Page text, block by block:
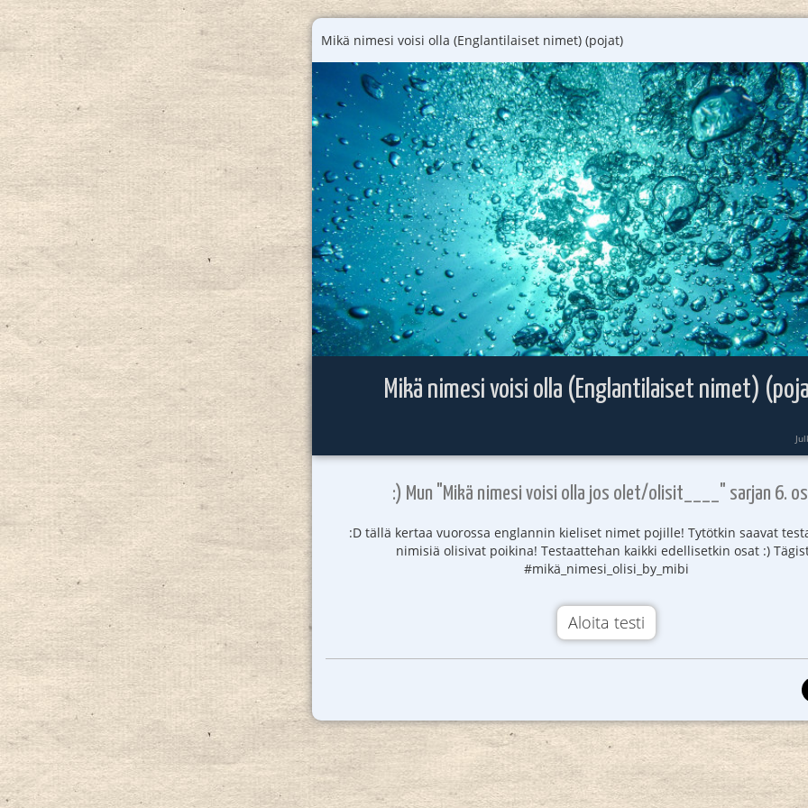
Mikä nimesi voisi olla (Englantilaiset nimet) (pojat)
Mikä nimesi voisi olla (Englantilaiset nimet)
:) Mun "Mikä nimesi voisi olla jos olet/olisit____" sarjan 6.
:D tällä kertaa vuorossa englannin kieliset nimet pojille! Tytötkin saavat
nimisiä olisivat poikina! Testaattehan kaikki edellisetkin osat :)
#mikä_nimesi_olisi_by_mibi
Aloita testi